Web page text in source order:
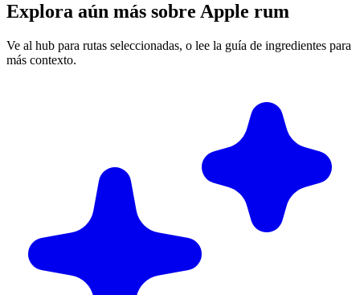
Explora aún más sobre Apple rum
Ve al hub para rutas seleccionadas, o lee la guía de ingredientes para
más contexto.